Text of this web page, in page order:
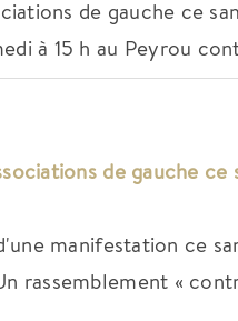
de gauche ce
à 15 h au Peyrou
de gauche ce
manifestation ce
rassemblement «